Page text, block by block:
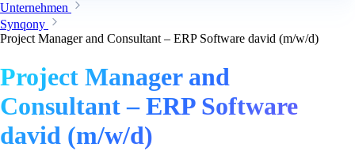
Unternehmen
Synqony
Project Manager and Consultant – ERP Software david (m/w/d)
Project Manager and
Consultant – ERP Software
david (m/w/d)